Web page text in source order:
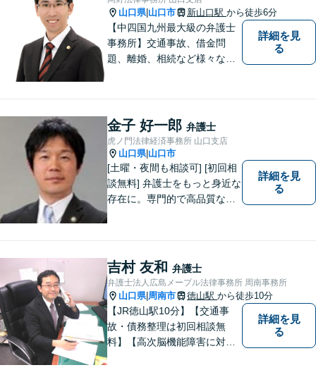
山口県| 山口市 新山口駅 から徒歩6分
【中四国九州最大級の弁護士
事務所】交通事故、借金問
題、離婚、相続など様々な問
い！
詳細を見
る
金子 好一郎 弁護士
虎ノ門法律経済事務所 山口支店
山口県| 山口市
[土曜・夜間も相談可] [初回相
談無料] 弁護士をもっと身近な
存在に。専門的で高品質なリ
詳細を見
る
吉村 友和 弁護士
弁護士法人広島メープル法律事務所 周南事務所
山口県| 周南市 徳山駅 から徒歩10分
【JR徳山駅10分】【交通事
故・債務整理は初回相談無
料】【高次脳機能障害に対応
詳細を見
る